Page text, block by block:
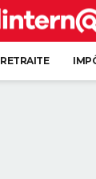
RETRAITE